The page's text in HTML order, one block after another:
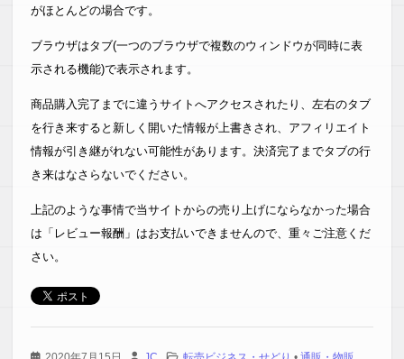
がほとんどの場合です。
ブラウザはタブ(一つのブラウザで複数のウィンドウが同時に表
示される機能)で表示されます。
商品購入完了までに違うサイトへアクセスされたり、左右のタブ
を行き来すると新しく開いた情報が上書きされ、アフィリエイト
情報が引き継がれない可能性があります。決済完了までタブの行
き来はなさらないでください。
上記のような事情で当サイトからの売り上げにならなかった場合
は「レビュー報酬」はお支払いできませんので、重々ご注意くだ
さい。